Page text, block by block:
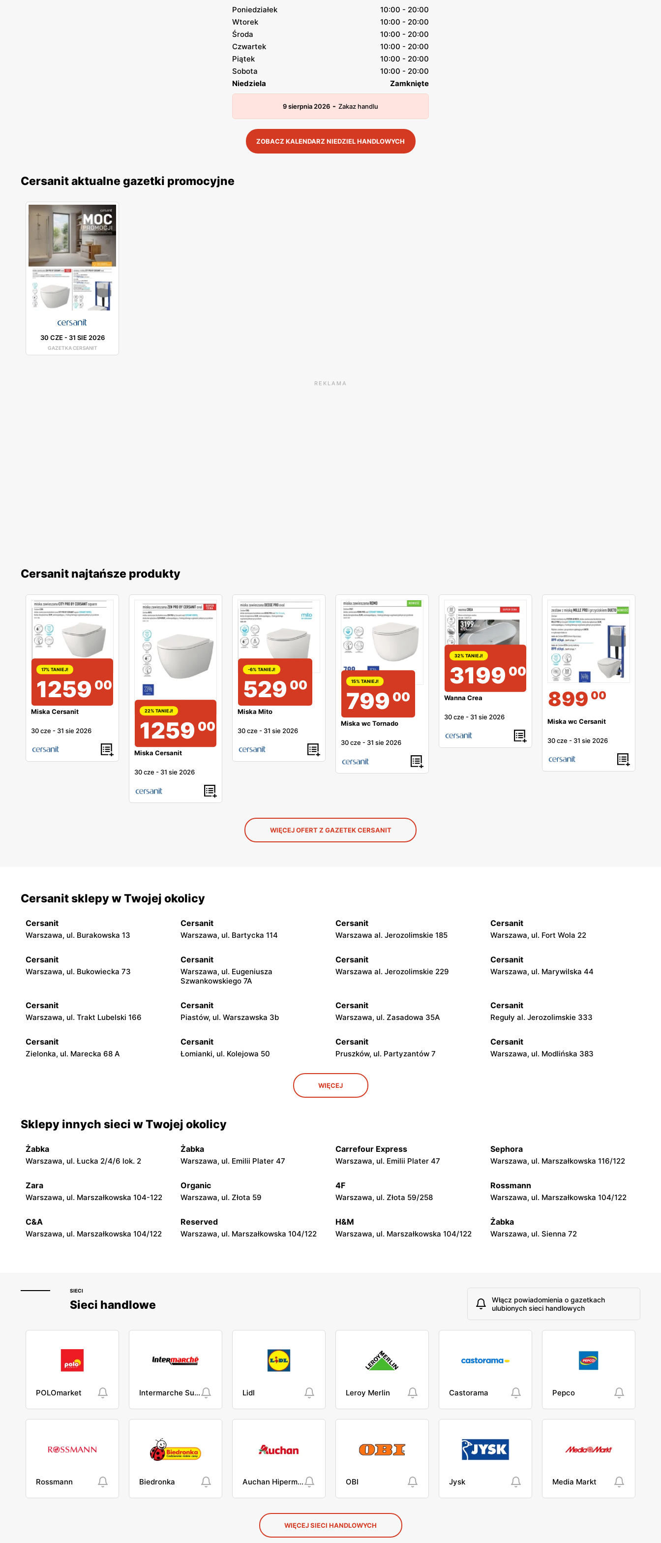
Poniedziałek
10:00 - 20:00
Wtorek
10:00 - 20:00
Środa
10:00 - 20:00
Czwartek
10:00 - 20:00
Piątek
10:00 - 20:00
Sobota
10:00 - 20:00
Niedziela
Zamknięte
9 sierpnia 2026 - Zakaz handlu
ZOBACZ KALENDARZ NIEDZIEL HANDLOWYCH
Cersanit aktualne gazetki promocyjne
30 CZE - 31 SIE 2026
GAZETKA CERSANIT
REKLAMA
Cersanit najtańsze produkty
17% TANIEJ!
1259 00
Miska Cersanit
30 cze - 31 sie 2026
22% TANIEJ!
1259 00
Miska Cersanit
30 cze - 31 sie 2026
-6% TANIEJ!
529 00
Miska Mito
30 cze - 31 sie 2026
15% TANIEJ!
799 00
Miska wc Tornado
30 cze - 31 sie 2026
32% TANIEJ!
3199 00
Wanna Crea
30 cze - 31 sie 2026
899 00
Miska wc Cersanit
30 cze - 31 sie 2026
WIĘCEJ OFERT Z GAZETEK CERSANIT
Cersanit sklepy w Twojej okolicy
Cersanit
Warszawa, ul. Burakowska 13
Cersanit
Warszawa, ul. Bartycka 114
Cersanit
Warszawa al. Jerozolimskie 185
Cersanit
Warszawa, ul. Fort Wola 22
Cersanit
Warszawa, ul. Bukowiecka 73
Cersanit
Warszawa, ul. Eugeniusza
Szwankowskiego 7A
Cersanit
Warszawa al. Jerozolimskie 229
Cersanit
Warszawa, ul. Marywilska 44
Cersanit
Warszawa, ul. Trakt Lubelski 166
Cersanit
Piastów, ul. Warszawska 3b
Cersanit
Warszawa, ul. Zasadowa 35A
Cersanit
Reguły al. Jerozolimskie 333
Cersanit
Zielonka, ul. Marecka 68 A
Cersanit
Łomianki, ul. Kolejowa 50
Cersanit
Pruszków, ul. Partyzantów 7
Cersanit
Warszawa, ul. Modlińska 383
Cersanit
Kobyłka, ul. Nadarzyńska 124
Łomianki, ul. Warszawska 185 Sękocin Stary al. Krakowska 106
Cersanit Cersanit Cersanit Cersanit
Cersanit Cersanit Cersanit Cersanit
WIĘCEJ
Sklepy innych sieci w Twojej okolicy
Żabka
Warszawa, ul. Łucka 2/4/6 lok. 2
Żabka
Warszawa, ul. Emilii Plater 47
Carrefour Express
Warszawa, ul. Emilii Plater 47
Sephora
Warszawa, ul. Marszałkowska 116/122
Zara
Warszawa, ul. Marszałkowska 104-122
Organic
Warszawa, ul. Złota 59
4F
Warszawa, ul. Złota 59/258
Rossmann
Warszawa, ul. Marszałkowska 104/122
C&A
Warszawa, ul. Marszałkowska 104/122
Reserved
Warszawa, ul. Marszałkowska 104/122
H&M
Warszawa, ul. Marszałkowska 104/122
Żabka
Warszawa, ul. Sienna 72
SIECI
Sieci handlowe
Włącz powiadomienia o gazetkach
ulubionych sieci handlowych
POLOmarket Intermarche Super Lidl Leroy Merlin Castorama Pepco
Rossmann Biedronka Auchan Hipermarket OBI Jysk Media Markt
WIĘCEJ SIECI HANDLOWYCH